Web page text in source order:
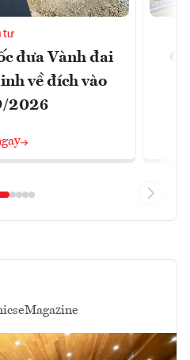
tư
đưa Vành đai
về đích vào
2026
eMagazine